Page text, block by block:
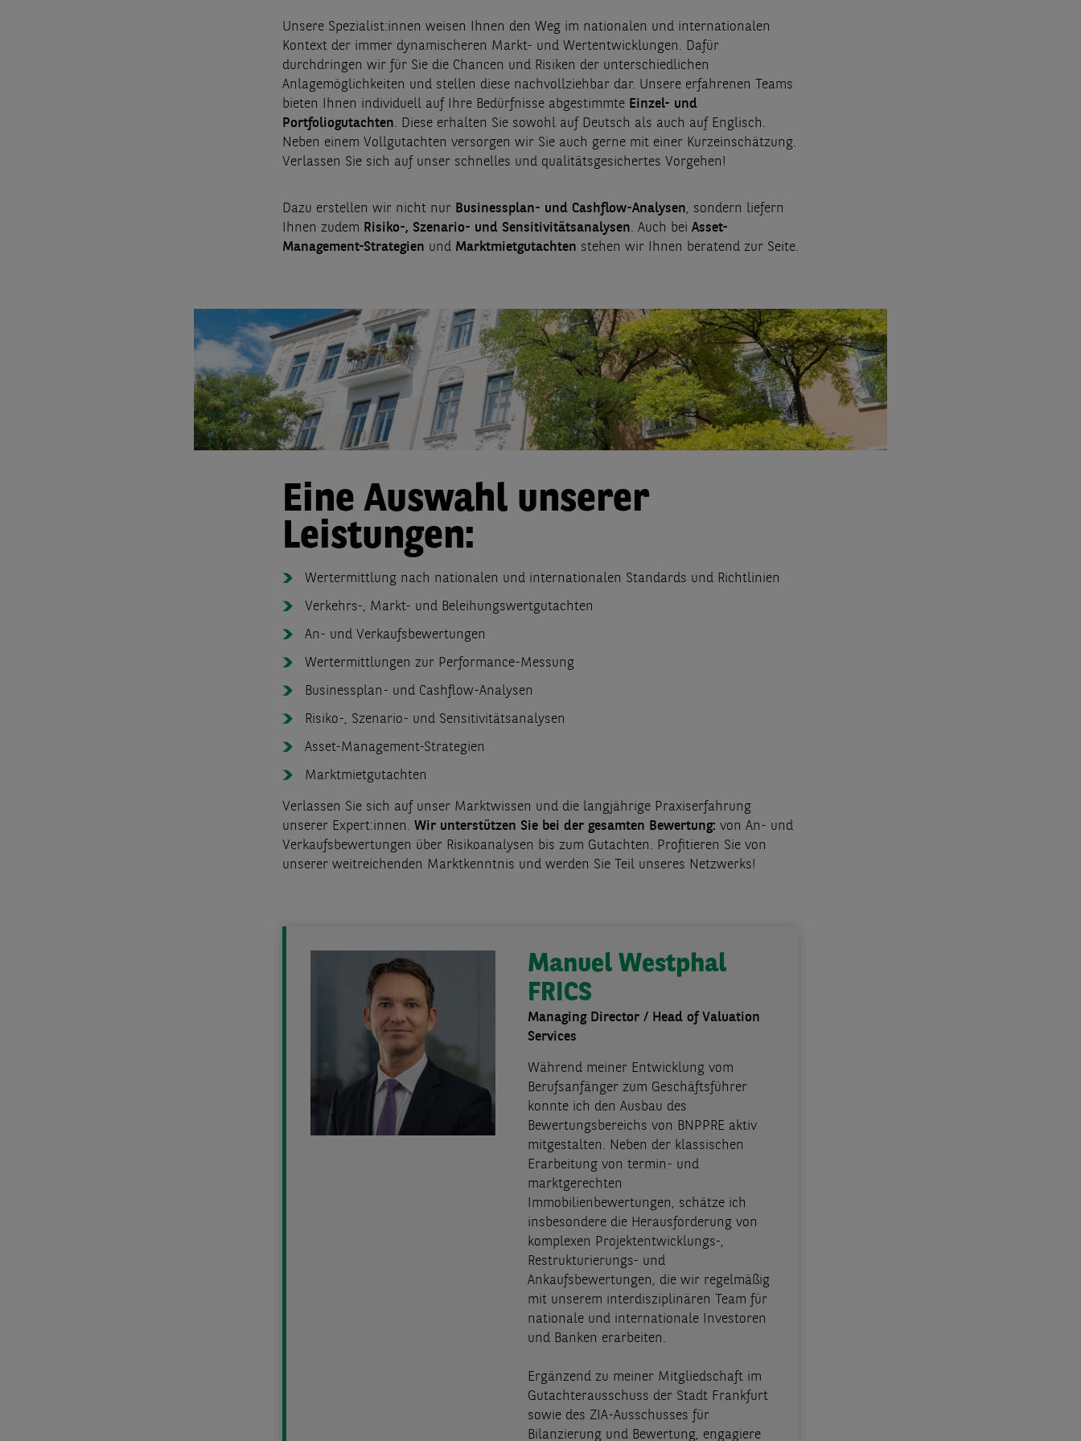
Unsere Spezialist:innen weisen Ihnen den Weg im nationalen und internationalen
Kontext der immer dynamischeren Markt- und Wertentwicklungen. Dafür
durchdringen wir für Sie die Chancen und Risiken der unterschiedlichen
Anlagemöglichkeiten und stellen diese nachvollziehbar dar. Unsere erfahrenen Teams
bieten Ihnen individuell auf Ihre Bedürfnisse abgestimmte Einzel- und
Portfoliogutachten. Diese erhalten Sie sowohl auf Deutsch als auch auf Englisch.
Neben einem Vollgutachten versorgen wir Sie auch gerne mit einer Kurzeinschätzung.
Verlassen Sie sich auf unser schnelles und qualitätsgesichertes Vorgehen!
Dazu erstellen wir nicht nur Businessplan- und Cashflow-Analysen, sondern liefern
Ihnen zudem Risiko-, Szenario- und Sensitivitätsanalysen. Auch bei Asset-
Management-Strategien und Marktmietgutachten stehen wir Ihnen beratend zur Seite.
Eine Auswahl unserer
Leistungen:
Wertermittlung nach nationalen und internationalen Standards und Richtlinien
Verkehrs-, Markt- und Beleihungswertgutachten
An- und Verkaufsbewertungen
Wertermittlungen zur Performance-Messung
Businessplan- und Cashflow-Analysen
Risiko-, Szenario- und Sensitivitätsanalysen
Asset-Management-Strategien
Marktmietgutachten
Verlassen Sie sich auf unser Marktwissen und die langjährige Praxiserfahrung
unserer Expert:innen. Wir unterstützen Sie bei der gesamten Bewertung: von An- und
Verkaufsbewertungen über Risikoanalysen bis zum Gutachten. Profitieren Sie von
unserer weitreichenden Marktkenntnis und werden Sie Teil unseres Netzwerks!
Manuel Westphal
FRICS
Managing Director / Head of Valuation
Services
Während meiner Entwicklung vom
Berufsanfänger zum Geschäftsführer
konnte ich den Ausbau des
Bewertungsbereichs von BNPPRE aktiv
mitgestalten. Neben der klassischen
Erarbeitung von termin- und
marktgerechten
Immobilienbewertungen, schätze ich
insbesondere die Herausforderung von
komplexen Projektentwicklungs-,
Restrukturierungs- und
Ankaufsbewertungen, die wir regelmäßig
mit unserem interdisziplinären Team für
nationale und internationale Investoren
und Banken erarbeiten.
Ergänzend zu meiner Mitgliedschaft im
Gutachterausschuss der Stadt Frankfurt
sowie des ZIA-Ausschusses für
Bilanzierung und Bewertung, engagiere